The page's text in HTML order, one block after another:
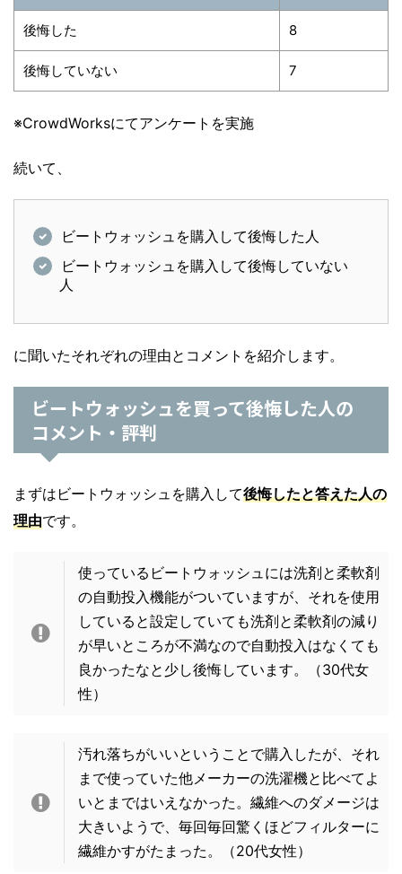
後悔した 8
後悔していない 7
※CrowdWorksにてアンケートを実施
続いて、
ビートウォッシュを購入して後悔した人
ビートウォッシュを購入して後悔していない
人
に聞いたそれぞれの理由とコメントを紹介します。
ビートウォッシュを買って後悔した人の
コメント・評判
まずはビートウォッシュを購入して後悔したと答えた人の
理由です。
使っているビートウォッシュには洗剤と柔軟剤
の自動投入機能がついていますが、それを使用
していると設定していても洗剤と柔軟剤の減り
が早いところが不満なので自動投入はなくても
良かったなと少し後悔しています。（30代女
性）
汚れ落ちがいいということで購入したが、それ
まで使っていた他メーカーの洗濯機と比べてよ
いとまではいえなかった。繊維へのダメージは
大きいようで、毎回毎回驚くほどフィルターに
繊維かすがたまった。（20代女性）